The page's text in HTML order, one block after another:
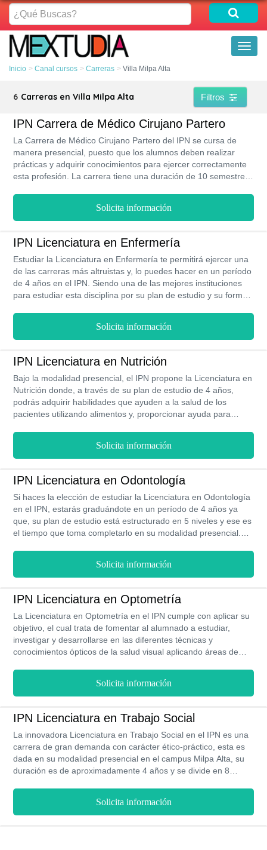
¿Qué
Buscas?
Inicio Canal cursos Carreras Villa Milpa Alta
6 Carreras en Villa Milpa Alta Filtros
IPN Carrera de Médico Cirujano Partero
La Carrera de Médico Cirujano Partero del IPN se cursa de
manera presencial, puesto que los alumnos deben realizar
prácticas y adquirir conocimientos para ejercer correctamente
esta profesión. La carrera tiene una duración de 10 semestres
Partero. Durante ese tiempo, los estudiantes aprenderán sobre
múltiples ramas de las ciencias de la salud, y desarrollarán sus
habilidades para llevar a cabo intervenciones quirúrgicas en el
área de la maternidad.
Solicita información
IPN Licenciatura en Enfermería
Estudiar la Licenciatura en Enfermería te permitirá ejercer una
de las carreras más altruistas y, lo puedes hacer en un período
de 4 años en el IPN. Siendo una de las mejores instituciones
para estudiar esta disciplina por su plan de estudio y su forma
que, de hecho, es uno de los beneficios de estudiar en el
Instituto Politécnico Nacional, así como su programa de becas.
Solicita información
IPN Licenciatura en Nutrición
Bajo la modalidad presencial, el IPN propone la Licenciatura en
Nutrición donde, a través de su plan de estudio de 4 años,
podrás adquirir habilidades que ayuden a la salud de los
pacientes utilizando alimentos y, proporcionar ayuda para
Solicita información
IPN Licenciatura en Odontología
Si haces la elección de estudiar la Licenciatura en Odontología
en el IPN, estarás graduándote en un período de 4 años ya
que, su plan de estudio está estructurado en 5 niveles y ese es
el tiempo que toma completarlo en su modalidad presencial.
programa de becas y bolsa de trabajo que serán muy útil.
Solicita información
IPN Licenciatura en Optometría
La Licenciatura en Optometría en el IPN cumple con aplicar su
objetivo, el cual trata de fomentar al alumnado a estudiar,
investigar y desarrollarse en las diferentes técnicas y
conocimientos ópticos de la salud visual aplicando áreas de
en su modalidad presencial en los campus Miguel Hidalgo y
Villa Milpa Alta con una duración de 4 años los cuales se
dividen en 8 semestres.
Solicita información
IPN Licenciatura en Trabajo Social
La innovadora Licenciatura en Trabajo Social en el IPN es una
carrera de gran demanda con carácter ético-práctico, esta es
dada en su modalidad presencial en el campus Milpa Alta, su
duración es de aproximadamente 4 años y se divide en 8
conocimientos en base a las ciencias sociales y a sus distintas
funciones de trabajo en relaciones reales de la sociedad.
Solicita información